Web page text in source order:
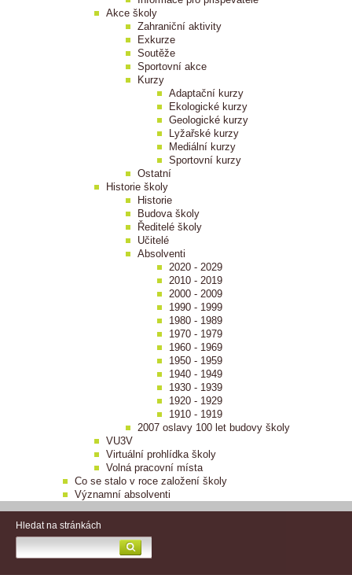
Akce školy
Zahraniční aktivity
Exkurze
Soutěže
Sportovní akce
Kurzy
Adaptační kurzy
Ekologické kurzy
Geologické kurzy
Lyžařské kurzy
Mediální kurzy
Sportovní kurzy
Ostatní
Historie školy
Historie
Budova školy
Ředitelé školy
Učitelé
Absolventi
2020 - 2029
2010 - 2019
2000 - 2009
1990 - 1999
1980 - 1989
1970 - 1979
1960 - 1969
1950 - 1959
1940 - 1949
1930 - 1939
1920 - 1929
1910 - 1919
2007 oslavy 100 let budovy školy
VU3V
Virtuální prohlídka školy
Volná pracovní místa
Co se stalo v roce založení školy
Významní absolventi
Hledat na stránkách